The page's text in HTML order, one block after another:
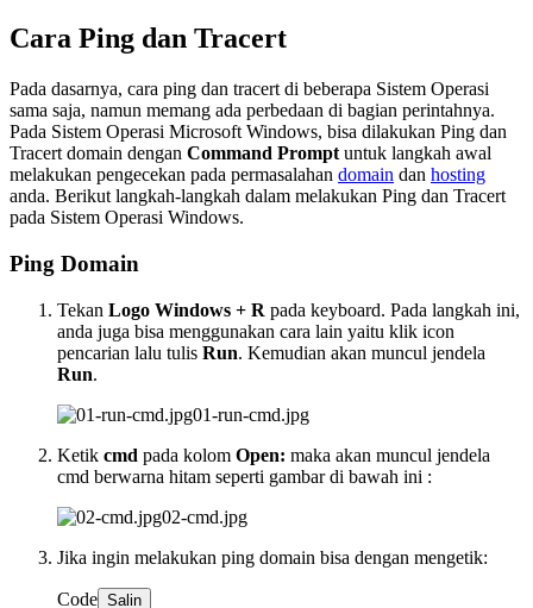
Cara Ping dan Tracert
Pada dasarnya, cara ping dan tracert di beberapa Sistem Operasi
sama saja, namun memang ada perbedaan di bagian perintahnya.
Pada Sistem Operasi Microsoft Windows, bisa dilakukan Ping dan
Tracert domain dengan Command Prompt untuk langkah awal
melakukan pengecekan pada permasalahan domain dan hosting
anda. Berikut langkah-langkah dalam melakukan Ping dan Tracert
pada Sistem Operasi Windows.
Ping Domain
Tekan Logo Windows + R pada keyboard. Pada langkah ini,
anda juga bisa menggunakan cara lain yaitu klik icon
pencarian lalu tulis Run. Kemudian akan muncul jendela
Run.
01-run-cmd.jpg
Ketik cmd pada kolom Open: maka akan muncul jendela
cmd berwarna hitam seperti gambar di bawah ini :
02-cmd.jpg
Jika ingin melakukan ping domain bisa dengan mengetik:
Code Salin